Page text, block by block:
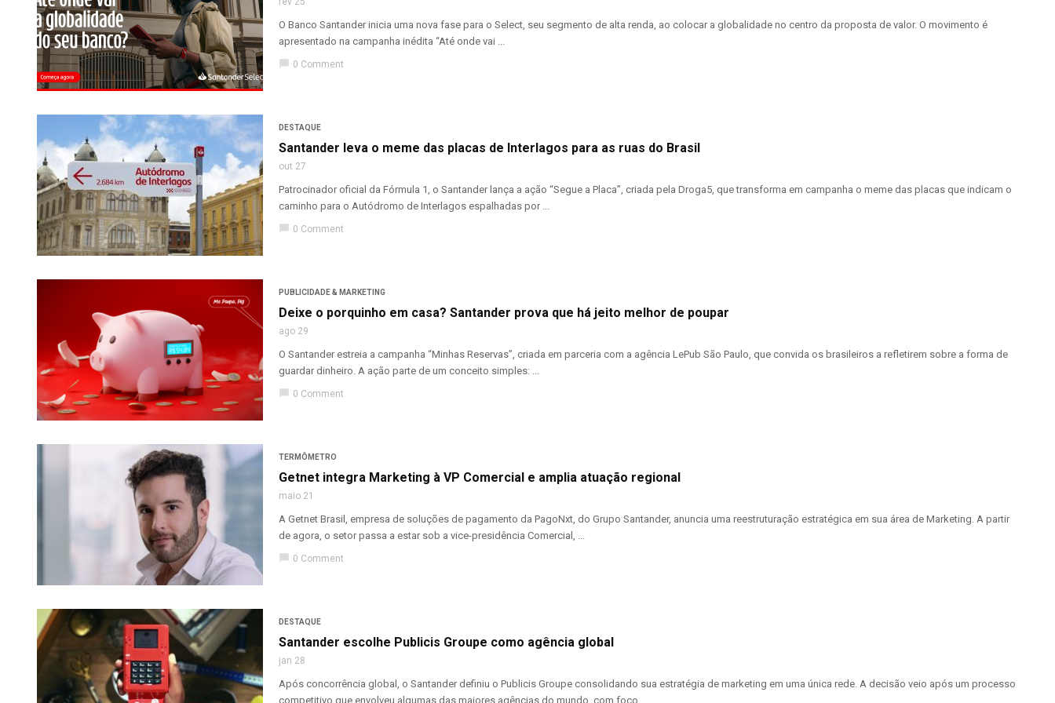
O Banco Santander inicia uma nova fase para o Select, seu segmento de alta renda, ao colocar a globalidade no centro da proposta de valor. O movimento é
apresentado na campanha inédita “Até onde vai ...
chat_bubble 0 Comment
DESTAQUE
Santander leva o meme das placas de Interlagos para as ruas do Brasil
out 27
Patrocinador oficial da Fórmula 1, o Santander lança a ação “Segue a Placa”, criada pela Droga5, que transforma em campanha o meme das placas que indicam o
caminho para o Autódromo de Interlagos espalhadas por ...
chat_bubble 0 Comment
PUBLICIDADE & MARKETING
Deixe o porquinho em casa? Santander prova que há jeito melhor de poupar
ago 29
O Santander estreia a campanha “Minhas Reservas”, criada em parceria com a agência LePub São Paulo, que convida os brasileiros a refletirem sobre a forma de
guardar dinheiro. A ação parte de um conceito simples: ...
chat_bubble 0 Comment
TERMÔMETRO
Getnet integra Marketing à VP Comercial e amplia atuação regional
maio 21
A Getnet Brasil, empresa de soluções de pagamento da PagoNxt, do Grupo Santander, anuncia uma reestruturação estratégica em sua área de Marketing. A partir
de agora, o setor passa a estar sob a vice-presidência Comercial, ...
chat_bubble 0 Comment
DESTAQUE
Santander escolhe Publicis Groupe como agência global
jan 28
Após concorrência global, o Santander definiu o Publicis Groupe consolidando sua estratégia de marketing em uma única rede. A decisão veio após um processo
competitivo que envolveu algumas das maiores agências do mundo, com foco ...